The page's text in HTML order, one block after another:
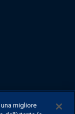
migliore